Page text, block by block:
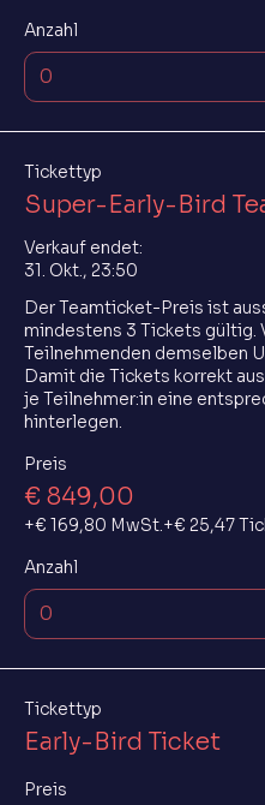
Anzahl
Tickettyp
Super-Early-Bird
Verkauf endet:
31. Okt., 23:50
Der Teamticket-Preis ist
mindestens 3 Tickets gültig.
Teilnehmenden demselben
Damit die Tickets korrekt
je Teilnehmer:in eine
hinterlegen.
Preis
€ 849,00
+€ 169,80 MwSt.+€ 25,47
Anzahl
Tickettyp
Early-Bird Ticket
Preis